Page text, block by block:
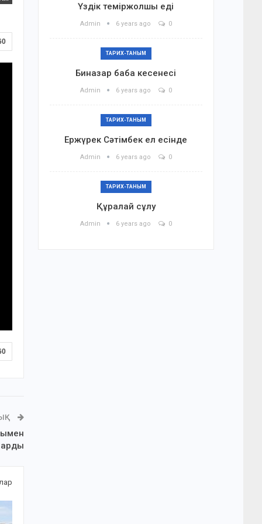
Үздік теміржолшы еді
Admin 6 years ago 0
ТАРИХ-ТАНЫМ
Биназар баба кесенесі
Admin 6 years ago 0
ТАРИХ-ТАНЫМ
Ержүрек Сәтімбек ел есінде
Admin 6 years ago 0
ТАРИХ-ТАНЫМ
Құралай сұлу
Admin 6 years ago 0